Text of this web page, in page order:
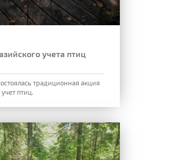
учета птиц
традиционная акция
птиц.